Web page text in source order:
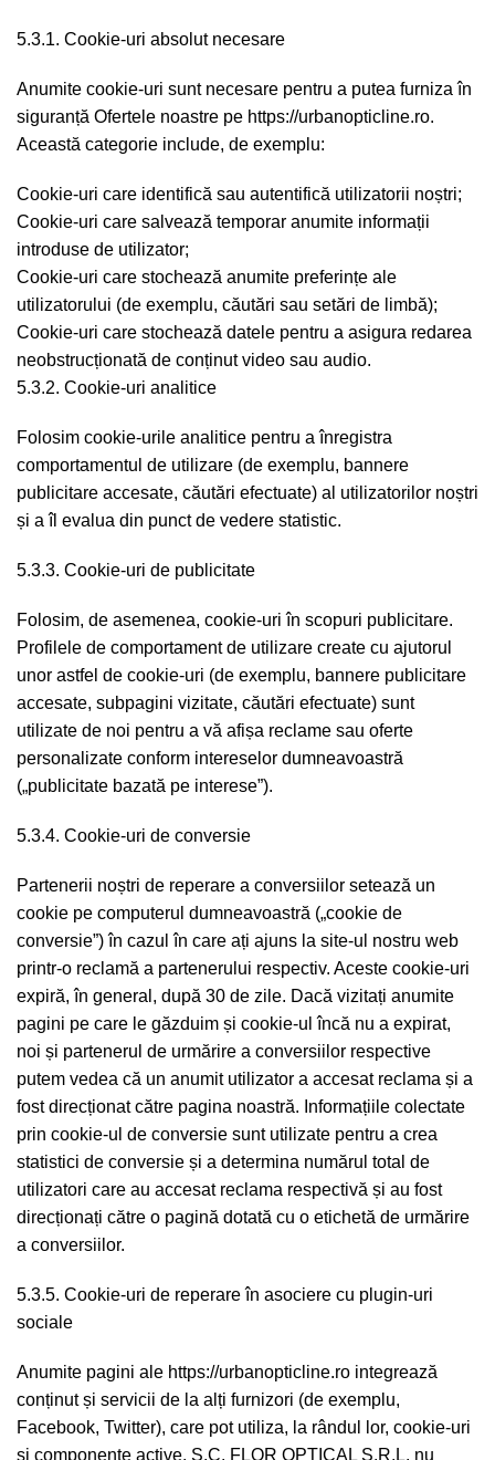
5.3.1. Cookie-uri absolut necesare
Anumite cookie-uri sunt necesare pentru a putea furniza în
siguranță Ofertele noastre pe https://urbanopticline.ro.
Această categorie include, de exemplu:
Cookie-uri care identifică sau autentifică utilizatorii noștri;
Cookie-uri care salvează temporar anumite informații
introduse de utilizator;
Cookie-uri care stochează anumite preferințe ale
utilizatorului (de exemplu, căutări sau setări de limbă);
Cookie-uri care stochează datele pentru a asigura redarea
neobstrucționată de conținut video sau audio.
5.3.2. Cookie-uri analitice
Folosim cookie-urile analitice pentru a înregistra
comportamentul de utilizare (de exemplu, bannere
publicitare accesate, căutări efectuate) al utilizatorilor noștri
și a îl evalua din punct de vedere statistic.
5.3.3. Cookie-uri de publicitate
Folosim, de asemenea, cookie-uri în scopuri publicitare.
Profilele de comportament de utilizare create cu ajutorul
unor astfel de cookie-uri (de exemplu, bannere publicitare
accesate, subpagini vizitate, căutări efectuate) sunt
utilizate de noi pentru a vă afișa reclame sau oferte
personalizate conform intereselor dumneavoastră
(„publicitate bazată pe interese”).
5.3.4. Cookie-uri de conversie
Partenerii noștri de reperare a conversiilor setează un
cookie pe computerul dumneavoastră („cookie de
conversie”) în cazul în care ați ajuns la site-ul nostru web
printr-o reclamă a partenerului respectiv. Aceste cookie-uri
expiră, în general, după 30 de zile. Dacă vizitați anumite
pagini pe care le găzduim și cookie-ul încă nu a expirat,
noi și partenerul de urmărire a conversiilor respective
putem vedea că un anumit utilizator a accesat reclama și a
fost direcționat către pagina noastră. Informațiile colectate
prin cookie-ul de conversie sunt utilizate pentru a crea
statistici de conversie și a determina numărul total de
utilizatori care au accesat reclama respectivă și au fost
direcționați către o pagină dotată cu o etichetă de urmărire
a conversiilor.
5.3.5. Cookie-uri de reperare în asociere cu plugin-uri
sociale
Anumite pagini ale https://urbanopticline.ro integrează
conținut și servicii de la alți furnizori (de exemplu,
Facebook, Twitter), care pot utiliza, la rândul lor, cookie-uri
și componente active. S.C. FLOR OPTICAL S.R.L. nu